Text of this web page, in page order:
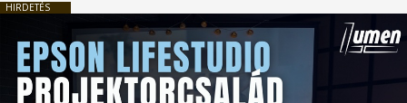
HIRDETÉS